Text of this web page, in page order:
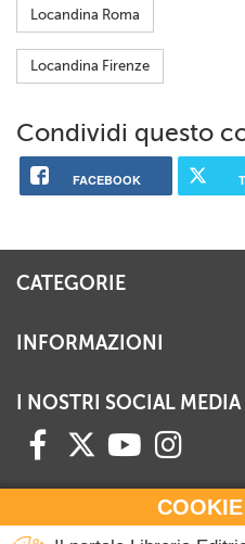
Locandina Roma
Locandina Firenze
Condividi questo
FACEBOOK
CATEGORIE
INFORMAZIONI
I NOSTRI SOCIAL MEDIA
HAI BISOGNO DI